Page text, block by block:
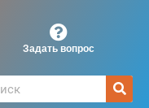
Задать вопрос